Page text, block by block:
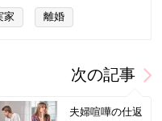
家 離婚
次の記事
夫婦喧嘩の仕返